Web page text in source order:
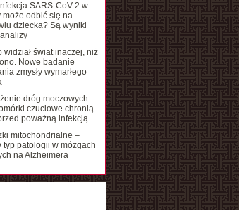
SARS-CoV-2 w
może odbić się na
dziecka? Są wyniki
widział świat inaczej, niż
Nowe badanie
zmysły wymarłego
dróg moczowych –
czuciowe chronią
poważną infekcją
mitochondrialne –
typ patologii w mózgach
na Alzheimera